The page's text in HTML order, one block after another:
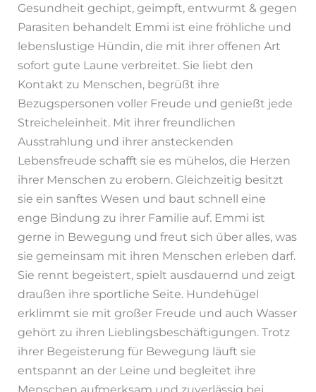
Gesundheit gechipt, geimpft, entwurmt & gegen
Parasiten behandelt Emmi ist eine fröhliche und
lebenslustige Hündin, die mit ihrer offenen Art
sofort gute Laune verbreitet. Sie liebt den
Kontakt zu Menschen, begrüßt ihre
Bezugspersonen voller Freude und genießt jede
Streicheleinheit. Mit ihrer freundlichen
Ausstrahlung und ihrer ansteckenden
Lebensfreude schafft sie es mühelos, die Herzen
ihrer Menschen zu erobern. Gleichzeitig besitzt
sie ein sanftes Wesen und baut schnell eine
enge Bindung zu ihrer Familie auf. Emmi ist
gerne in Bewegung und freut sich über alles, was
sie gemeinsam mit ihren Menschen erleben darf.
Sie rennt begeistert, spielt ausdauernd und zeigt
draußen ihre sportliche Seite. Hundehügel
erklimmt sie mit großer Freude und auch Wasser
gehört zu ihren Lieblingsbeschäftigungen. Trotz
ihrer Begeisterung für Bewegung läuft sie
entspannt an der Leine und begleitet ihre